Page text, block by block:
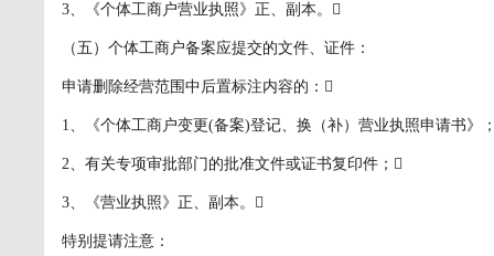
3、《个体工商户营业执照》正、副本。
（五）个体工商户备案应提交的文件、证件：
申请删除经营范围中后置标注内容的：
1、《个体工商户变更(备案)登记、换（补）营业执照申请书》
2、有关专项审批部门的批准文件或证书复印件；
3、《营业执照》正、副本。
特别提请注意：